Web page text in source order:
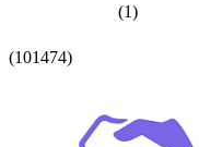
(1)
(101474)